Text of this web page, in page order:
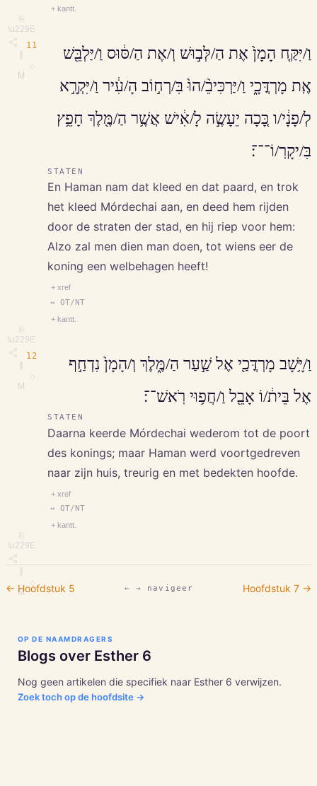
⎘
\u229E
M
+ kantt.
11
⎘
\u229E
M
וַ/יִּקַּ֤ח הָמָן֙ אֶת הַ/לְּב֣וּשׁ וְ/אֶת הַ/סּ֔וּס וַ/יַּלְבֵּ֖שׁ
אֶֽת מָרְדֳּכָ֑י וַ/יַּרְכִּיבֵ֨/הוּ֙ בִּ/רְח֣וֹב הָ/עִ֔יר וַ/יִּקְרָ֣א
לְ/פָנָ֔י/ו כָּ֚כָה יֵעָשֶׂ֣ה לָ/אִ֔ישׁ אֲשֶׁ֥ר הַ/מֶּ֖לֶךְ חָפֵ֥ץ
בִּ/יקָרֽ/וֹ־־־׃
STATEN
En Haman nam dat kleed en dat paard, en trok
het kleed Mórdechai aan, en deed hem rijden
door de straten der stad, en hij riep voor hem:
Alzo zal men dien man doen, tot wiens eer de
koning een welbehagen heeft!
+ xref
↔ OT/NT
+ kantt.
12
⎘
\u229E
M
וַ/יָּ֥שָׁב מָרְדֳּכַ֖י אֶל שַׁ֣עַר הַ/מֶּ֑לֶךְ וְ/הָמָן֙ נִדְחַ֣ף
אֶל בֵּית֔/וֹ אָבֵ֖ל וַ/חֲפ֥וּי רֹֽאשׁ־־׃
STATEN
Daarna keerde Mórdechai wederom tot de poort
des konings; maar Haman werd voortgedreven
naar zijn huis, treurig en met bedekten hoofde.
+ xref
↔ OT/NT
+ kantt.
← Hoofdstuk 5 ← → navigeer Hoofdstuk 7→
OP DE NAAMDRAGERS
Blogs over Esther 6
Nog geen artikelen die specifiek naar Esther 6 verwijzen.
Zoek toch op de hoofdsite →